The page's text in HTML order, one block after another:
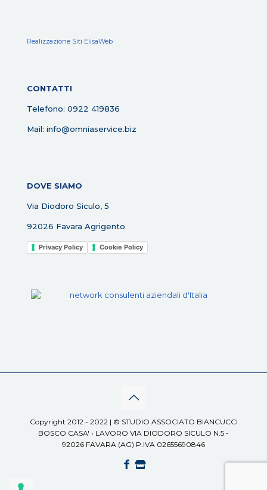
Realizzazione Siti ElisaWeb
CONTATTI
Telefono: 0922 419836
Mail: info@omniaservice.biz
DOVE SIAMO
Via Diodoro Siculo, 5
92026 Favara Agrigento
Privacy Policy Cookie Policy
Copyright 2012 - 2022 | © STUDIO ASSOCIATO BIANCUCCI
BOSCO CASA' • LAVORO VIA DIODORO SICULO N.5 -
92026 FAVARA (AG) P.IVA 02655690846